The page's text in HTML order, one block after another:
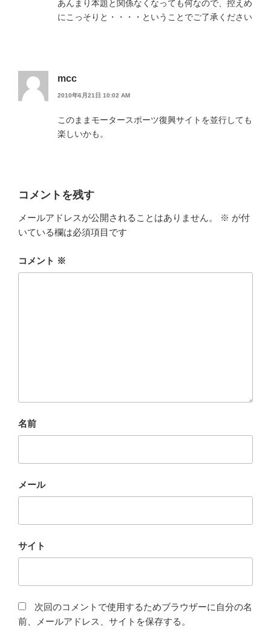
あんまり本題と関係なくなっても何なので、控えめ
にこっそりと・・・・ということでご了承ください
mcc
2010年6月21日 10:02 AM
このままモータースポーツ復興サイトを並行しても
楽しいかも。
コメントを残す
メールアドレスが公開されることはありません。 ※ が付
いている欄は必須項目です
コメント ※
名前
メール
サイト
次回のコメントで使用するためブラウザーに自分の名
前、メールアドレス、サイトを保存する。